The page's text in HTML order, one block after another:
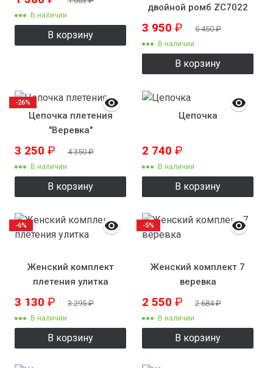
В наличии
В корзину
двойной ромб ZC7022
3 950 ₽ 5 450₽
В наличии
В корзину
Цепочка плетения
"Веревка"
3 250 ₽ 4 350₽
В наличии
В корзину
-26%
Цепочка
2 740 ₽
В наличии
В корзину
Женский комплект
плетения улитка
3 130 ₽ 3 295₽
В наличии
В корзину
-6%
Женский комплект 7
веревка
2 550 ₽ 2 684₽
В наличии
В корзину
-5%